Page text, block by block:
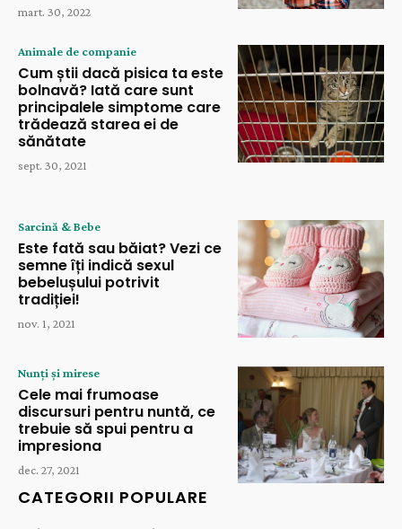
mart. 30, 2022
Animale de companie
Cum știi dacă pisica ta este
bolnavă? Iată care sunt
principalele simptome care
trădează starea ei de
sănătate
sept. 30, 2021
Sarcină & Bebe
Este fată sau băiat? Vezi ce
semne îți indică sexul
bebelușului potrivit
tradiției!
nov. 1, 2021
Nunți și mirese
Cele mai frumoase
discursuri pentru nuntă, ce
trebuie să spui pentru a
impresiona
dec. 27, 2021
CATEGORII POPULARE